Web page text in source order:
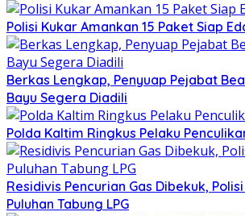
Polisi Kukar Amankan 15 Paket Siap
Berkas Lengkap, Penyuap Pejabat
Bayu Segera Diadili
Polda Kaltim Ringkus Pelaku
Residivis Pencurian Gas Dibekuk,
Puluhan Tabung LPG